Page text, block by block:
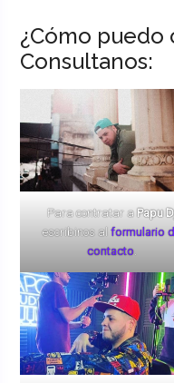
¿Cómo puedo
Consultanos:
Para contratar a Papu
escribinos al formulario
contacto.